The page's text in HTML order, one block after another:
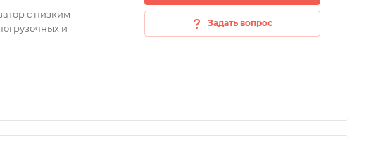
с низким
и
Задать вопрос